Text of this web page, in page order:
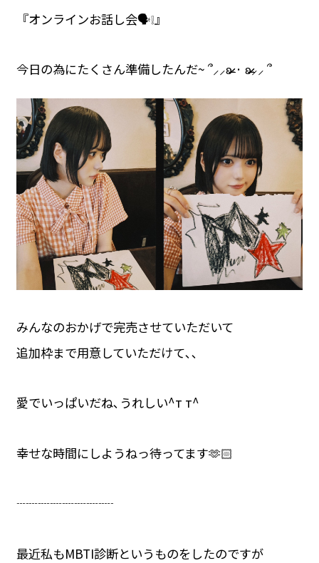
『オンラインお話し会🗣❕』
今日の為にたくさん準備したんだ~ ՞⸝⸝ʚ̴̶̷̷ · ʚ̴̶̷̷⸝⸝ ՞
みんなのおかげで完売させていただいて
追加枠まで用意していただけて､､
愛でいっぱいだね､うれしい^т т^
幸せな時間にしようねっ待ってます🫶🏻
┈┈┈┈┈┈┈┈
最近私もMBTI診断というものをしたのですが